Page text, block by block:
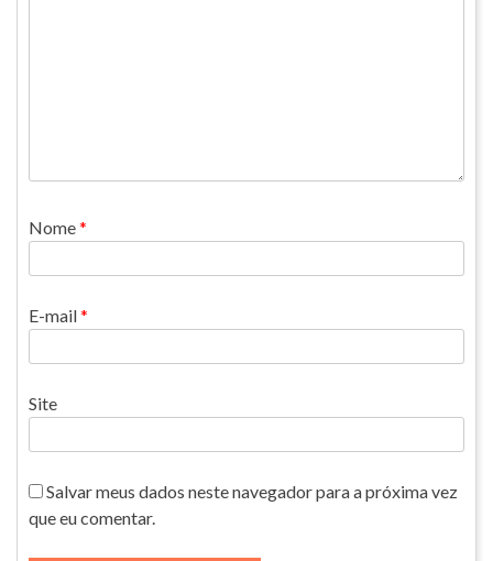
Nome*
E-mail*
Site
Salvar meus dados neste navegador para a próxima vez
que eu comentar.